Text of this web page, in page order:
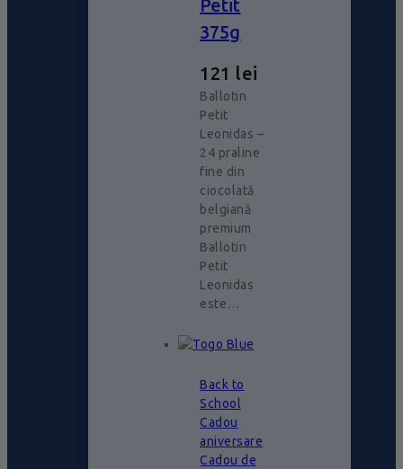
Petit
375g
121 lei
Ballotin
Petit
Leonidas –
24 praline
fine din
ciocolată
belgiană
premium
Ballotin
Petit
Leonidas
este…
Back to
School
Cadou
aniversare
Cadou de